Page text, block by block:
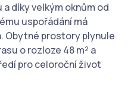
díky velkým oknům od
uspořádání má
Obytné prostory plynule
o rozloze 48 m² a
pro celoroční život